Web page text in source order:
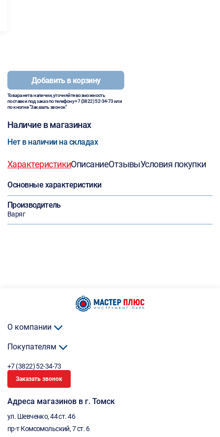
Добавить в корзину
Товара нет в наличии, уточняйте возможность
поставки под заказ по телефону+7 (3822) 52-34-73или
по кнопке "Заказать звонок"
Наличие в магазинах
Нет в наличии на складах
ХарактеристикиОписаниеОтзывыУсловия покупки
Основные характеристики
Производитель
Варяг
О компании
Покупателям
+7 (3822) 52-34-73
Заказать звонок
Адреса магазинов в г. Томск
ул. Шевченко, 44 ст. 46
пр-т Комсомольский, 7 ст. 6